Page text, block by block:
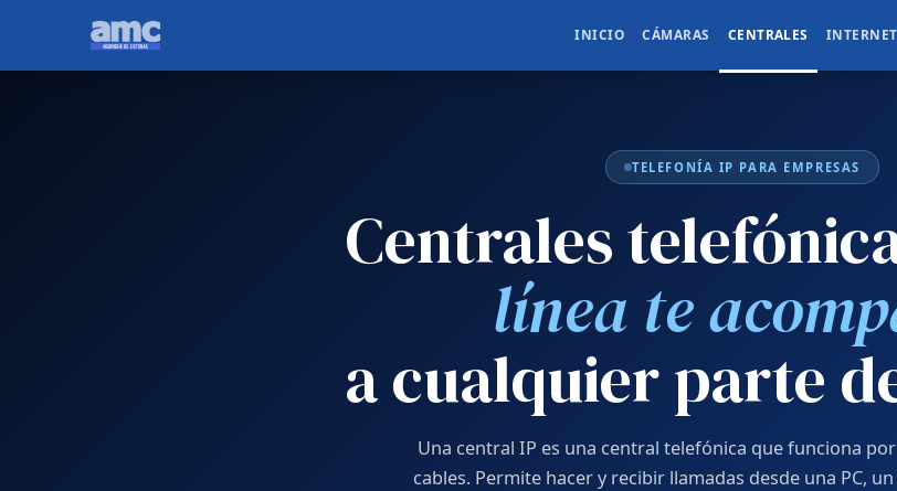
INICIO CÁMARAS CENTRALES INTERNET
TELEFONÍA IP PARA EMPRESAS
Centrales
línea te
a cualquier parte
Una central IP es una central telefónica que funciona
cables. Permite hacer y recibir llamadas desde una PC,